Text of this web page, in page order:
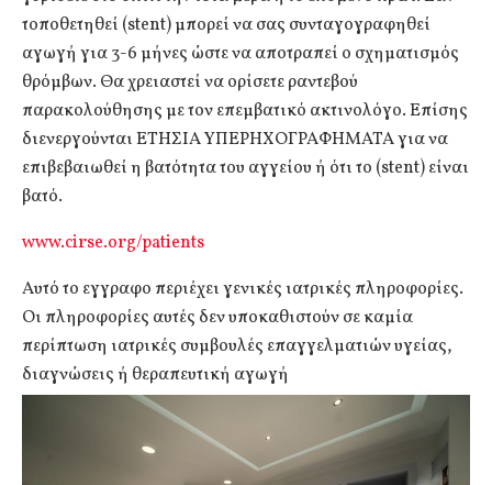
τοποθετηθεί (stent) μπορεί να σας συνταγογραφηθεί
αγωγή για 3-6 μήνες ώστε να αποτραπεί ο σχηματισμός
θρόμβων. Θα χρειαστεί να ορίσετε ραντεβού
παρακολούθησης με τον επεμβατικό ακτινολόγο. Επίσης
διενεργούνται ΕΤΗΣΙΑ ΥΠΕΡΗΧΟΓΡΑΦΗΜΑΤΑ για να
επιβεβαιωθεί η βατότητα του αγγείου ή ότι το (stent) είναι
βατό.
www.cirse.org/patients
Αυτό το εγγραφο περιέχει γενικές ιατρικές πληροφορίες.
Οι πληροφορίες αυτές δεν υποκαθιστούν σε καμία
περίπτωση ιατρικές συμβουλές επαγγελματιών υγείας,
διαγνώσεις ή θεραπευτική αγωγή